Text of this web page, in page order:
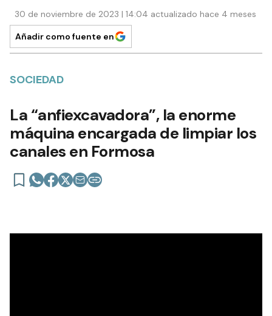
30 de noviembre de 2023 | 14:04 actualizado hace 4 meses
Añadir como fuente en
SOCIEDAD
La “anfiexcavadora”, la enorme
máquina encargada de limpiar los
canales en Formosa